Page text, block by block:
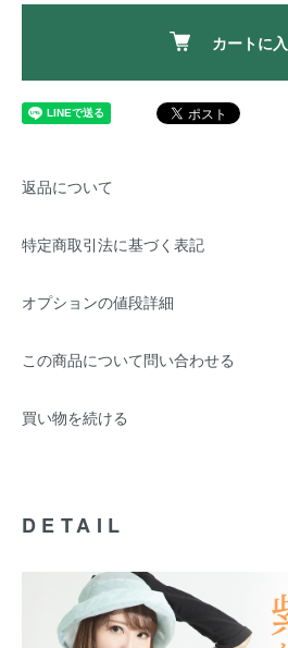
カートに
返品について
特定商取引法に基づく表記
オプションの値段詳細
この商品について問い合わせる
買い物を続ける
DETAIL